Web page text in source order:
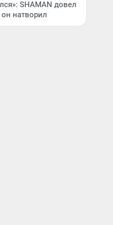
SHAMAN довел
натворил